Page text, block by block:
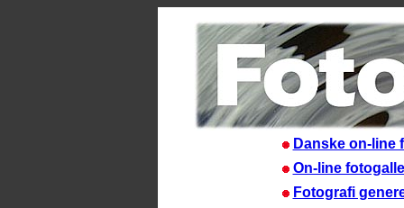
Danske on-line
On-line
Fotografi